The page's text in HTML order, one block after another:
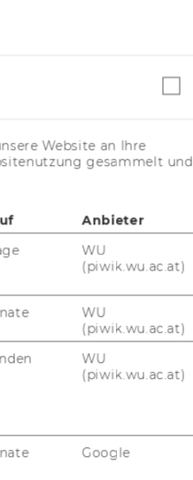
AACSB AMBA
Website an Ihre
gesammelt und
Anbieter
WU
(piwik.wu.ac.at)
WU
(piwik.wu.ac.at)
WU
(piwik.wu.ac.at)
Google